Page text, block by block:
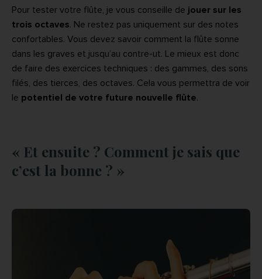
Pour tester votre flûte, je vous conseille de jouer sur les
trois octaves. Ne restez pas uniquement sur des notes
confortables. Vous devez savoir comment la flûte sonne
dans les graves et jusqu’au contre-ut. Le mieux est donc
de faire des exercices techniques : des gammes, des sons
filés, des tierces, des octaves. Cela vous permettra de voir
le potentiel de votre future nouvelle flûte.
« Et ensuite ? Comment je sais que
c’est la bonne ? »